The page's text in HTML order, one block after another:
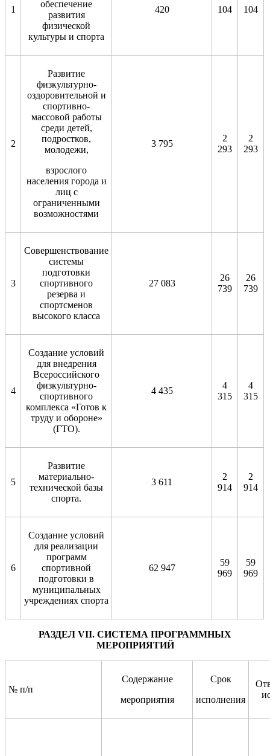
1
обеспечение
развития
физической
культуры и спорта
420 104 104
2
Развитие
физкультурно-
оздоровительной и
спортивно-
массовой работы
среди детей,
подростков,
молодежи,
взрослого
населения города и
лиц с
ограниченными
возможностями
3 795
2
293
2
293
3
Совершенствование
системы
подготовки
спортивного
резерва и
спортсменов
высокого класса
27 083
26
739
26
739
4
Создание условий
для внедрения
Всероссийского
физкультурно-
спортивного
комплекса «Готов к
труду и обороне»
(ГТО).
4 435
4
315
4
315
5
Развитие
материально-
технической базы
спорта.
3 611
2
914
2
914
6
Создание условий
для реализации
программ
спортивной
подготовки в
муниципальных
учреждениях спорта
62 947
59
969
59
969
РАЗДЕЛ VII. СИСТЕМА ПРОГРАММНЫХ
МЕРОПРИЯТИЙ
№ п/п
Содержание
мероприятия
Срок
исполнения